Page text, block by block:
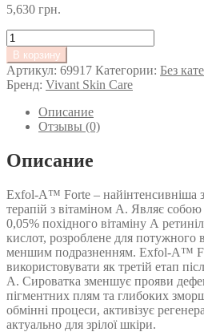
5,630 грн.
Количество
товара
Відлущувальна
сироватка
форте
вітаміном
(3
рівень)
Skin
Care
Exfol-
A-
forte
В корзину
Артикул: 69917 Категории: Без
Бренд: Vivant Skin Care
Описание
Отзывы (0)
Описание
Exfol-A™ Forte – найінтенсивніша
терапій з вітаміном А. Являє
0,05% похідного вітаміну А
кислот, розроблене для потужного
меншим подразненням. Exfol-A™
використовувати як третій етап
A. Сироватка зменшує прояви
пігментних плям та глибоких
обмінні процеси, активізує
актуально для зрілої шкіри.